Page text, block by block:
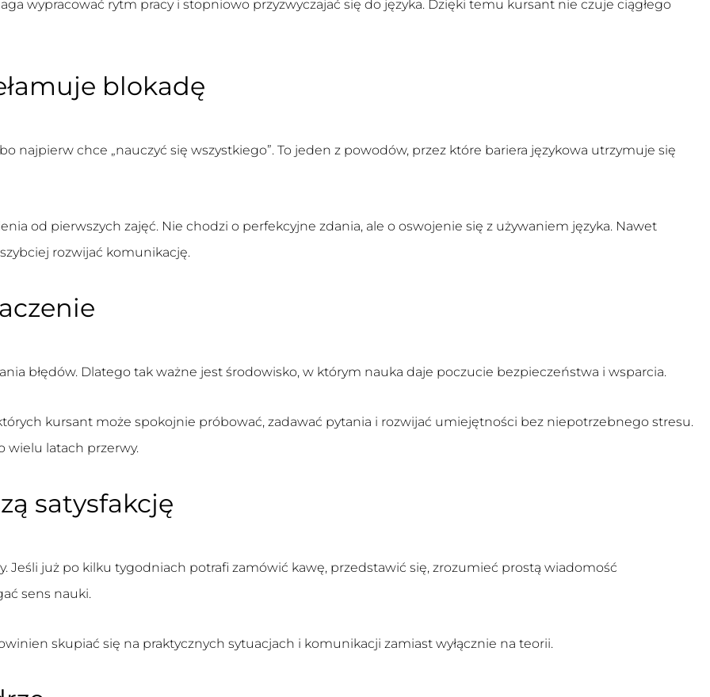
wypracować rytm pracy i stopniowo przyzwyczajać się do języka. Dzięki temu kursant nie czuje ciągłego
blokadę
najpierw chce „nauczyć się wszystkiego”. To jeden z powodów, przez które bariera językowa utrzymuje się
od pierwszych zajęć. Nie chodzi o perfekcyjne zdania, ale o oswojenie się z używaniem języka. Nawet
rozwijać komunikację.
błędów. Dlatego tak ważne jest środowisko, w którym nauka daje poczucie bezpieczeństwa i wsparcia.
kursant może spokojnie próbować, zadawać pytania i rozwijać umiejętności bez niepotrzebnego stresu.
wielu latach przerwy.
satysfakcję
Jeśli już po kilku tygodniach potrafi zamówić kawę, przedstawić się, zrozumieć prostą wiadomość
sens nauki.
skupiać się na praktycznych sytuacjach i komunikacji zamiast wyłącznie na teorii.